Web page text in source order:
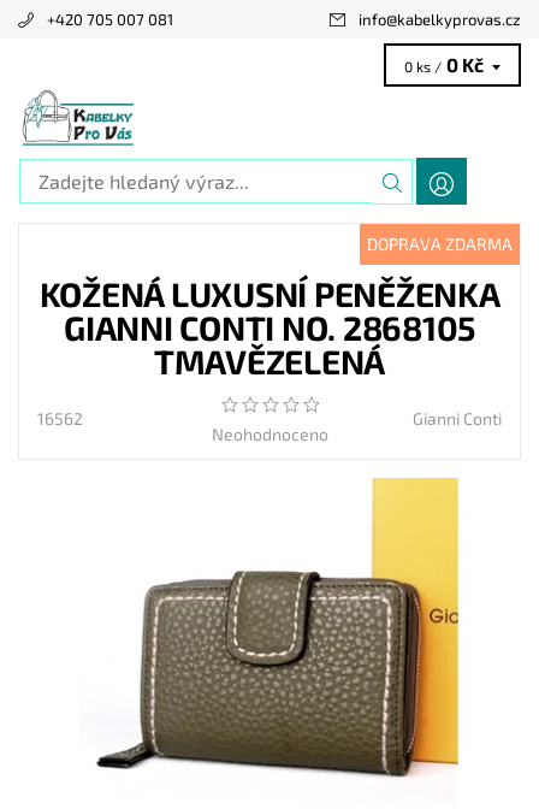
+420 705 007 081 info@kabelkyprovas.cz
0 ks / 0 Kč
DOPRAVA ZDARMA
KOŽENÁ LUXUSNÍ PENĚŽENKA
GIANNI CONTI NO. 2868105
TMAVĚZELENÁ
16562
Neohodnoceno
Gianni Conti